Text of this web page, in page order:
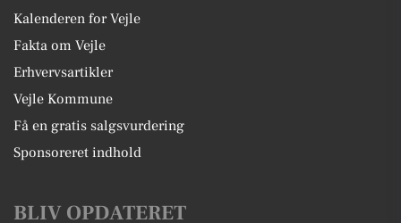
Kalenderen for Vejle
Fakta om Vejle
Erhvervsartikler
Vejle Kommune
Få en gratis salgsvurdering
Sponsoreret indhold
BLIV OPDATERET